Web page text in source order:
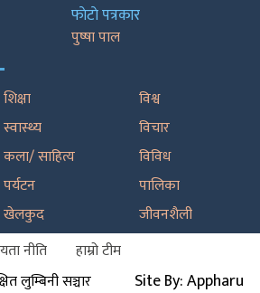
फाेटाे पत्रकार
पुष्षा पाल
शिक्षा
स्वास्थ्य
कला/ साहित्य
पर्यटन
खेलकुद
विश्व
विचार
विविध
पालिका
जीवनशैली
नीति
हाम्रो टीम
लुम्बिनी सञ्चार
Site By: Appharu